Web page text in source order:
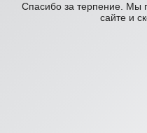
Спасибо за терпение. Мы
сайте и